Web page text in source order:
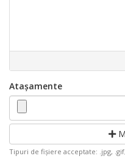
Atașamente
Tipuri de fișiere acceptate: .jpg,